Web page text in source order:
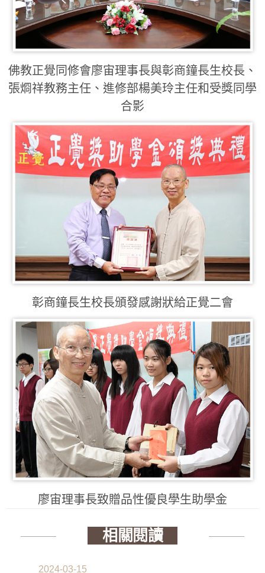
佛教正覺同修會廖宙理事長與彰商鐘長生校長、
張烱祥教務主任、進修部楊美玲主任和受獎同學
合影
彰商鐘長生校長頒發感謝狀給正覺二會
廖宙理事長致贈品性優良學生助學金
相關閱讀
2024-03-15